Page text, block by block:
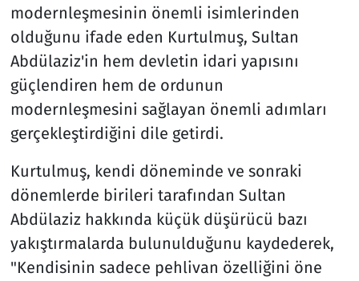
modernleşmesinin önemli isimlerinden
olduğunu ifade eden Kurtulmuş, Sultan
Abdülaziz'in hem devletin idari yapısını
güçlendiren hem de ordunun
modernleşmesini sağlayan önemli adımları
gerçekleştirdiğini dile getirdi.
Kurtulmuş, kendi döneminde ve sonraki
dönemlerde birileri tarafından Sultan
Abdülaziz hakkında küçük düşürücü bazı
yakıştırmalarda bulunulduğunu kaydederek,
"Kendisinin sadece pehlivan özelliğini öne